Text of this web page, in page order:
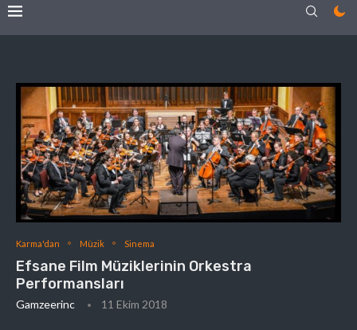
Karma'dan Müzik Sinema
Efsane Film Müziklerinin Orkestra
Performansları
Gamzeerinc 11 Ekim 2018